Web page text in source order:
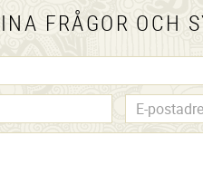
FRÅGOR OCH